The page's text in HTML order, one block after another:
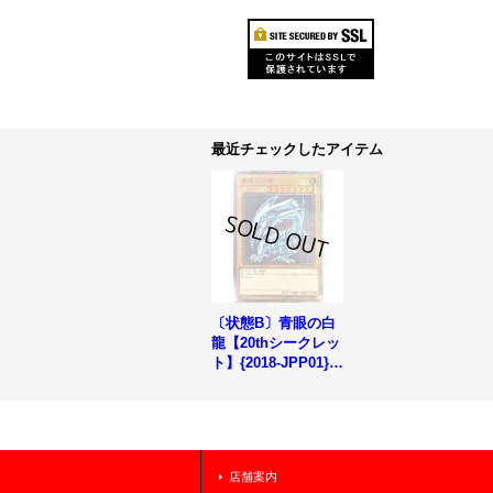
最近チェックしたアイテム
〔状態B〕青眼の白
龍【20thシークレッ
ト】{2018-JPP01}
店舗案内